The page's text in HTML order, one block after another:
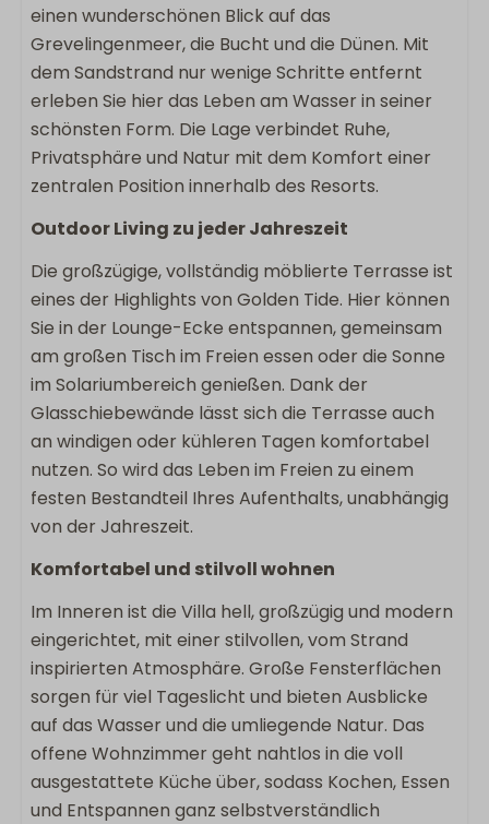
2 Badezimmer
Badewanne
Begehbare Dusche
Föhn
Separate Toilette
Doppelwaschbecken
Schlafzimmer
Doppelbett: 3
Schlafzimmer im Erdgeschoss
Fernseher im Schlafzimmer
Boxspring
Lage Unterkunft
Panoramisch uitzicht
Privatsphäre
Freistehende Unterkunft im Ferienpark
einen wunderschönen Blick auf das
Grevelingenmeer, die Bucht und die Dünen. Mit
dem Sandstrand nur wenige Schritte entfernt
erleben Sie hier das Leben am Wasser in seiner
schönsten Form. Die Lage verbindet Ruhe,
Privatsphäre und Natur mit dem Komfort einer
zentralen Position innerhalb des Resorts.
Outdoor Living zu jeder Jahreszeit
Die großzügige, vollständig möblierte Terrasse ist
eines der Highlights von Golden Tide. Hier können
Sie in der Lounge-Ecke entspannen, gemeinsam
am großen Tisch im Freien essen oder die Sonne
im Solariumbereich genießen. Dank der
Glasschiebewände lässt sich die Terrasse auch
an windigen oder kühleren Tagen komfortabel
nutzen. So wird das Leben im Freien zu einem
festen Bestandteil Ihres Aufenthalts, unabhängig
von der Jahreszeit.
Komfortabel und stilvoll wohnen
Im Inneren ist die Villa hell, großzügig und modern
eingerichtet, mit einer stilvollen, vom Strand
inspirierten Atmosphäre. Große Fensterflächen
sorgen für viel Tageslicht und bieten Ausblicke
auf das Wasser und die umliegende Natur. Das
offene Wohnzimmer geht nahtlos in die voll
ausgestattete Küche über, sodass Kochen, Essen
und Entspannen ganz selbstverständlich